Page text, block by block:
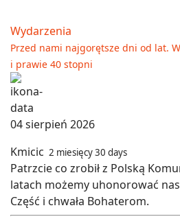
Wydarzenia
Przed nami najgorętsze dni od lat.
i prawie 40 stopni
04 sierpień 2026
Kmicic 2 miesięcy 30 days
Patrzcie co zrobił z Polską
latach możemy uhonorować
Część i chwała Bohaterom.